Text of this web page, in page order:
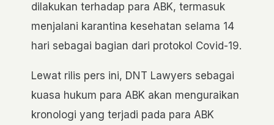
dilakukan terhadap para ABK, termasuk
menjalani karantina kesehatan selama 14
hari sebagai bagian dari protokol Covid-19.
Lewat rilis pers ini, DNT Lawyers sebagai
kuasa hukum para ABK akan menguraikan
kronologi yang terjadi pada para ABK